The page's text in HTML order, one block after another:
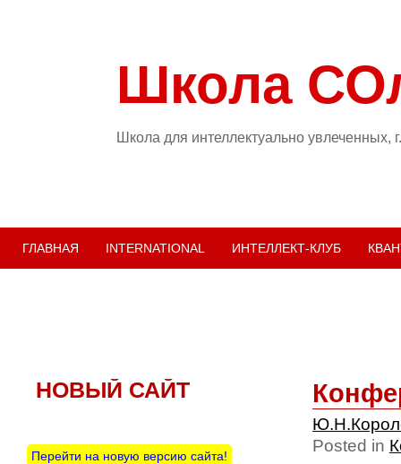
Школа
Школа для интеллектуально увлеченных,
ГЛАВНАЯ INTERNATIONAL ИНТЕЛЛЕКТ-КЛУБ
Posted in
НОВЫЙ САЙТ
Перейти на новую версию сайта!